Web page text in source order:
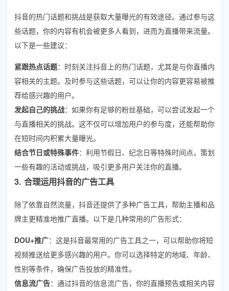
抖音的热门话题和挑战是获取大量曝光的有效途径。通过参与这
些话题，你的内容有机会被更多人看到，进而为直播带来流量。
以下是一些建议：
紧跟热点话题：时刻关注抖音上的热门话题，尤其是与你直播内
容相关的主题。及时参与这些话题，可以让你的内容更容易被推
荐给感兴趣的用户。
发起自己的挑战：如果你有足够的粉丝基础，可以尝试发起一个
与直播相关的挑战。这不仅可以增加用户的参与度，还能帮助你
在短时间内积累大量曝光。
结合节日或特殊事件：利用节假日、纪念日等特殊时间点，策划
一些有趣的活动或挑战，吸引更多用户关注你的直播。
3. 合理运用抖音的广告工具
除了依靠自然流量，抖音还提供了多种广告工具，帮助主播和品
牌主更精准地推广直播。以下是几种常用的广告形式：
DOU+推广：这是抖音最常用的广告工具之一，可以帮助你将短
视频推送给更多感兴趣的用户。你可以选择特定的地域、年龄、
性别等条件，确保广告投放的精准性。
信息流广告：通过抖音的信息流广告，你的直播预告或相关内容